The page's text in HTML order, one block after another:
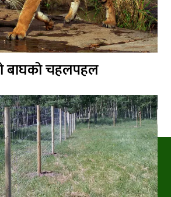
बाघको चहलपहल